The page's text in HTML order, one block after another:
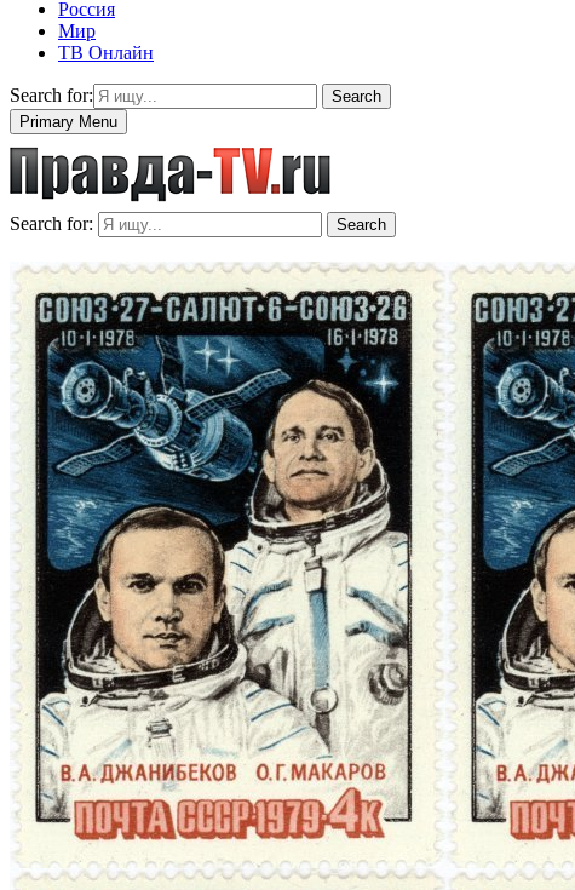
Россия
Мир
ТВ Онлайн
Search for:
Search
Primary Menu
Search for: Search